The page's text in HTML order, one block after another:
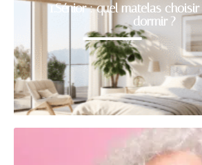
1.Sénior : quel matelas
dormir ?